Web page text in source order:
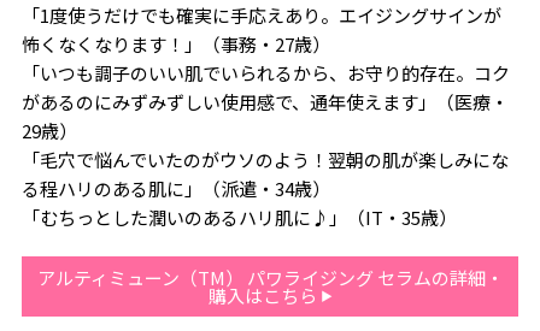
「1度使うだけでも確実に手応えあり。エイジングサインが
怖くなくなります！」（事務・27歳）
「いつも調子のいい肌でいられるから、お守り的存在。コク
があるのにみずみずしい使用感で、通年使えます」（医療・
29歳）
「毛穴で悩んでいたのがウソのよう！翌朝の肌が楽しみにな
る程ハリのある肌に」（派遣・34歳）
「むちっとした潤いのあるハリ肌に♪」（IT・35歳）
アルティミューン（TM） パワライジング セラムの詳細・
購入はこちら